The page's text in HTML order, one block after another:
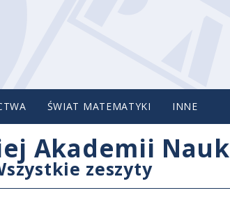
ŚWIAT MATEMATYKI INNE
Akademii Nauk
zeszyty